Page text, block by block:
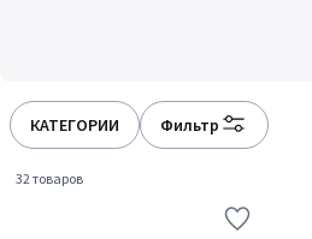
КАТЕГОРИИ Фильтр
32 товаров